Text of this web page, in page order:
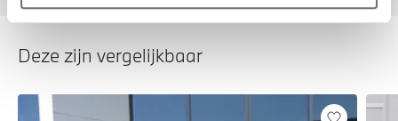
Deze zijn vergelijkbaar